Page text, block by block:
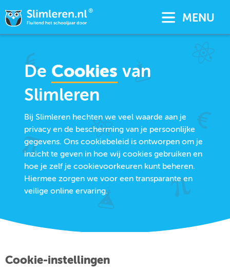
MENU
De Cookies van
Slimleren
Bij Slimleren hechten we veel waarde aan je
privacy en de bescherming van je persoonlijke
gegevens. Ons cookiebeleid is ontworpen om je
inzicht te geven in hoe wij cookies gebruiken en
hoe je zelf je cookievoorkeuren kunt beheren.
Hiermee zorgen we voor een transparante en
veilige online ervaring.
Cookie-instellingen